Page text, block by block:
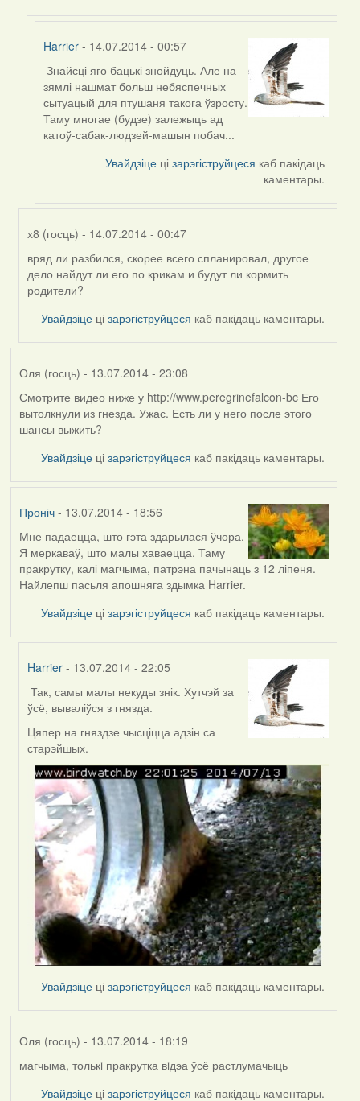
Harrier- 14.07.2014 - 00:57
In
reply
to
by
Harrier
Знайсці яго бацькі знойдуць. Але на
зямлі нашмат больш небяспечных
сытуацый для птушаня такога ўзросту.
Таму многае (будзе) залежыць ад
катоў-сабак-людзей-машын побач...
Увайдзіце цізарэгіструйцеся каб пакідаць
каментары.
х8 (госць) - 14.07.2014 - 00:47
In
reply
to
(госць)
вряд ли разбился, скорее всего спланировал, другое
дело найдут ли его по крикам и будут ли кормить
родители?
Увайдзіце цізарэгіструйцеся каб пакідаць каментары.
Оля (госць) - 13.07.2014 - 23:08
Смотрите видео ниже у http://www.peregrinefalcon-bc Его
вытолкнули из гнезда. Ужас. Есть ли у него после этого
шансы выжить?
Увайдзіце цізарэгіструйцеся каб пакідаць каментары.
Проніч- 13.07.2014 - 18:56
Мне падаецца, што гэта здарылася ўчора.
Я меркаваў, што малы хаваецца. Таму
пракрутку, калі магчыма, патрэна пачынаць з 12 ліпеня.
Найлепш пасьля апошняга здымка Harrier.
Увайдзіце цізарэгіструйцеся каб пакідаць каментары.
Harrier - 13.07.2014 - 22:05
In
reply
to
by
Проніч
Так, самы малы некуды знік. Хутчэй за
ўсё, вываліўся з гнязда.
Цяпер на гняздзе чысціцца адзін са
старэйшых.
Увайдзіце цізарэгіструйцеся каб пакідаць каментары.
Оля (госць) - 13.07.2014 - 18:19
магчыма, толькi пракрутка вiдэа ўсё растлумачыць
Увайдзіце цізарэгіструйцеся каб пакідаць каментары.